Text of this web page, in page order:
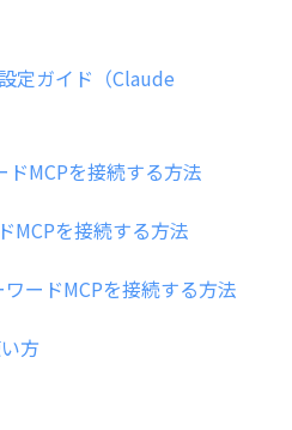
定ガイド（Claude
MCPを接続する方法
MCPを接続する方法
ードMCPを接続する方法
方